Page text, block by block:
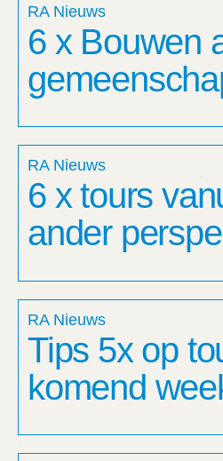
RA Nieuws
6 x Bouwen
RA Nieuws
6 x tours
ander
RA Nieuws
Tips 5x op
komend